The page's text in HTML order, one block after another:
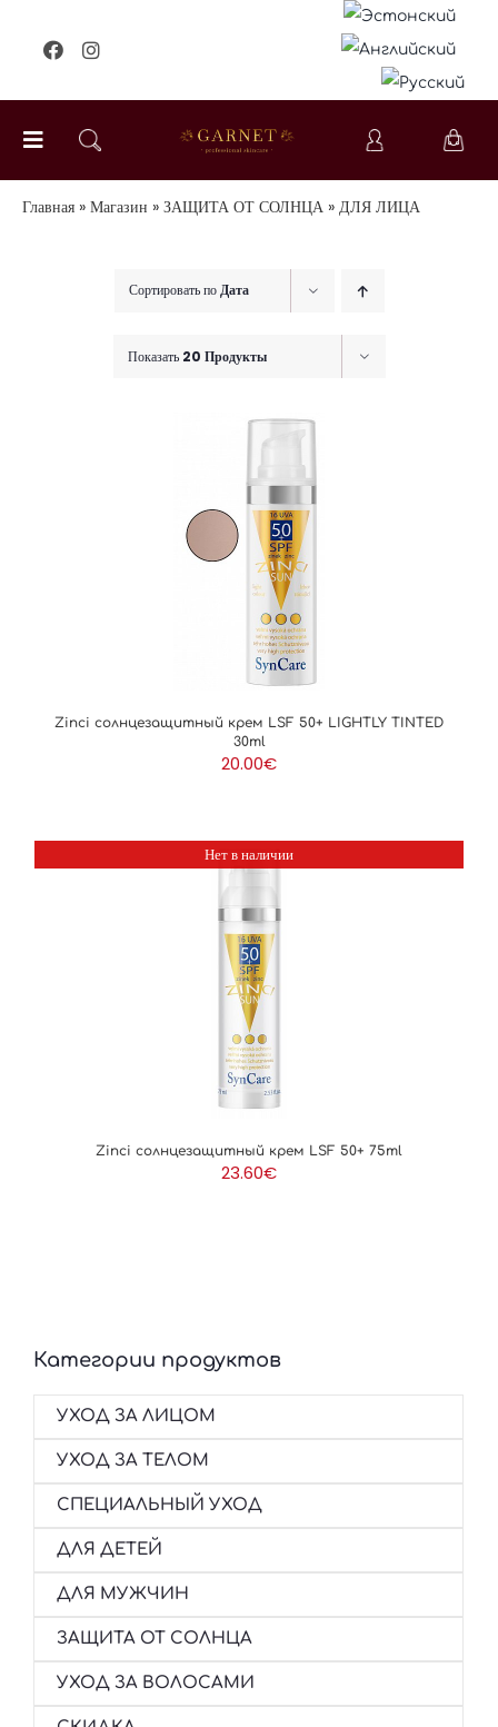
content
Toggle
Navigation
УХОД ЗА ЛИЦОМ
СПЕЦИАЛЬНЫЙ УХОД
ЗАЩИТА ОТ СОЛНЦА
СКИДКА
Главная » Магазин » ЗАЩИТА ОТ СОЛНЦА » ДЛЯ ЛИЦА
Сортировать поДата
Показать 20 Продукты
Zinci солнцезащитный крем LSF 50+ LIGHTLY TINTED
30ml
20.00€
Нет в наличии
Zinci солнцезащитный крем LSF 50+ 75ml
23.60€
Категории продуктов
УХОД ЗА ЛИЦОМ
УХОД ЗА ТЕЛОМ
СПЕЦИАЛЬНЫЙ УХОД
ДЛЯ ДЕТЕЙ
ДЛЯ МУЖЧИН
ЗАЩИТА ОТ СОЛНЦА
УХОД ЗА ВОЛОСАМИ